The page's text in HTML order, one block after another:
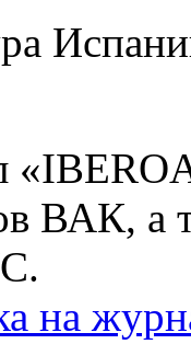
ВАК, а
на